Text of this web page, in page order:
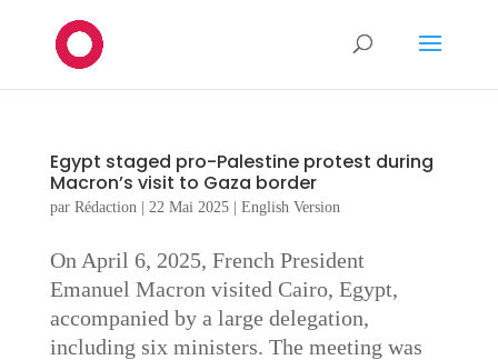
Egypt staged pro-Palestine protest during
Macron’s visit to Gaza border
par Rédaction| 22 Mai 2025| English Version
On April 6, 2025, French President
Emanuel Macron visited Cairo, Egypt,
accompanied by a large delegation,
including six ministers. The meeting was